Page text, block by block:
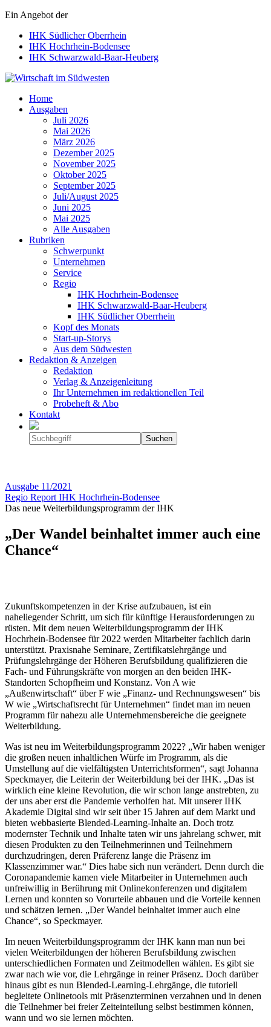
Ein Angebot der
IHK Südlicher Oberrhein
IHK Hochrhein-Bodensee
IHK Schwarzwald-Baar-Heuberg
Wirtschaft im Südwesten
Home
Ausgaben
Juli 2026
Mai 2026
März 2026
Dezember 2025
November 2025
Oktober 2025
September 2025
Juli/August 2025
Juni 2025
Mai 2025
Alle Ausgaben
Rubriken
Schwerpunkt
Unternehmen
Service
Regio
IHK Hochrhein-Bodensee
IHK Schwarzwald-Baar-Heuberg
IHK Südlicher Oberrhein
Kopf des Monats
Start-up-Storys
Aus dem Südwesten
Redaktion & Anzeigen
Redaktion
Verlag & Anzeigenleitung
Ihr Unternehmen im redaktionellen Teil
Probeheft & Abo
Kontakt
Ausgabe 11/2021
Regio Report IHK Hochrhein-Bodensee
Das neue Weiterbildungsprogramm der IHK
„Der Wandel beinhaltet immer auch eine
Chance“
Zukunftskompetenzen in der Krise aufzubauen, ist ein
naheliegender Schritt, um sich für künftige Herausforderungen zu
rüsten. Mit dem neuen Weiterbildungsprogramm der IHK
Hochrhein-Bodensee für 2022 werden Mitarbeiter fachlich darin
unterstützt. Praxisnahe Seminare, Zertifikatslehrgänge und
Prüfungslehrgänge der Höheren Berufsbildung qualifizieren die
Fach- und Führungskräfte von morgen an den beiden IHK-
Standorten Schopfheim und Konstanz. Von A wie
„Außenwirtschaft“ über F wie „Finanz- und Rechnungswesen“ bis
W wie „Wirtschaftsrecht für Unternehmen“ findet man im neuen
Programm für nahezu alle Unternehmensbereiche die geeignete
Weiterbildung.
Was ist neu im Weiterbildungsprogramm 2022? „Wir haben weniger
die großen neuen inhaltlichen Würfe im Programm, als die
Umstellung auf die vielfältigsten Unterrichtsformen“, sagt Johanna
Speckmayer, die Leiterin der Weiterbildung bei der IHK. „Das ist
wirklich eine kleine Revolution, die wir schon lange anstrebten, zu
der uns aber erst die Pandemie verholfen hat. Mit unserer IHK
Akademie Digital sind wir seit über 15 Jahren auf dem Markt und
bieten webbasierte Blended-Learning-Inhalte an. Doch trotz
modernster Technik und Inhalte taten wir uns jahrelang schwer, mit
diesen Produkten zu den Teilnehmerinnen und Teilnehmern
durchzudringen, deren Präferenz lange die Präsenz im
Klassenzimmer war.“ Dies habe sich nun verändert. Denn durch die
Coronapandemie kamen viele Mitarbeiter in Unternehmen auch
unfreiwillig in Berührung mit Onlinekonferenzen und digitalem
Lernen und konnten so Vorurteile abbauen und die Vorteile kennen
und schätzen lernen. „Der Wandel beinhaltet immer auch eine
Chance“, so Speckmayer.
Im neuen Weiterbildungsprogramm der IHK kann man nun bei
vielen Weiterbildungen der höheren Berufsbildung zwischen
unterschiedlichen Formaten und Zeitmodellen wählen. Es gibt sie
zwar nach wie vor, die Lehrgänge in reiner Präsenz. Doch darüber
hinaus gibt es nun Blended-Learning-Lehrgänge, die tutoriell
begleitete Onlinetools mit Präsenzterminen verzahnen und in denen
die Teilnehmer bei freier Zeiteinteilung selbst bestimmen können,
wann und wo sie lernen möchten.